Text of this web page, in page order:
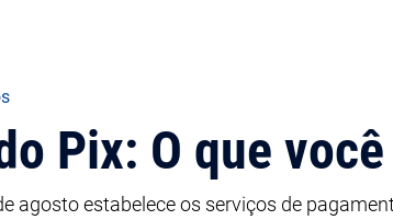
Pix: O que
agosto estabelece os serviços de